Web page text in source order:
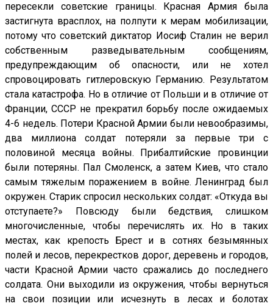
пересекли советские границы. Красная Армия была
застигнута врасплох, на полпути к мерам мобилизации,
потому что советский диктатор Иосиф Сталин не верил
собственным разведывательным сообщениям,
предупреждающим об опасности, или не хотел
спровоцировать гитлеровскую Германию. Результатом
стала катастрофа. Но в отличие от Польши и в отличие от
Франции, СССР не прекратил борьбу после ожидаемых
4-6 недель. Потери Красной Армии были невообразимы,
два миллиона солдат потеряли за первые три с
половиной месяца войны. Прибалтийские провинции
были потеряны. Пал Смоленск, а затем Киев, что стало
самым тяжелым поражением в войне. Ленинград был
окружен. Старик спросил нескольких солдат: «Откуда вы
отступаете?» Повсюду были бедствия, слишком
многочисленные, чтобы перечислять их. Но в таких
местах, как крепость Брест и в сотнях безымянных
полей и лесов, перекрестков дорог, деревень и городов,
части Красной Армии часто сражались до последнего
солдата. Они выходили из окружения, чтобы вернуться
на свои позиции или исчезнуть в лесах и болотах